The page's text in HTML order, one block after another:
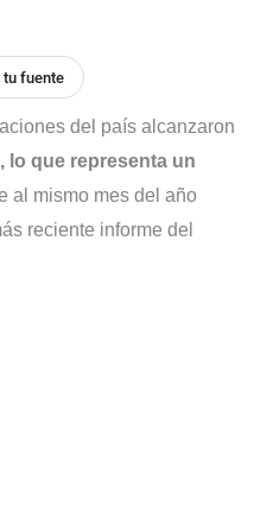
tu fuente
del país alcanzaron
lo que representa un
al mismo mes del año
reciente informe del